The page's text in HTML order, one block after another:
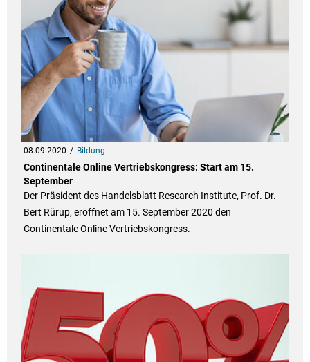
08.09.2020 Bildung
Continentale Online Vertriebskongress: Start am 15.
September
Der Präsident des Handelsblatt Research Institute, Prof. Dr.
Bert Rürup, eröffnet am 15. September 2020 den
Continentale Online Vertriebskongress.